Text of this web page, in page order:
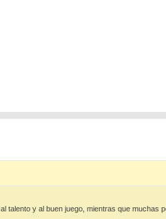
talento y al buen juego, mientras que muchas